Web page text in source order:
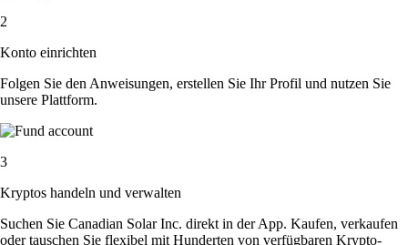
2
Konto einrichten
Folgen Sie den Anweisungen, erstellen Sie Ihr Profil und nutzen Sie
unsere Plattform.
3
Kryptos handeln und verwalten
Suchen Sie Canadian Solar Inc. direkt in der App. Kaufen, verkaufen
oder tauschen Sie flexibel mit Hunderten von verfügbaren Krypto-